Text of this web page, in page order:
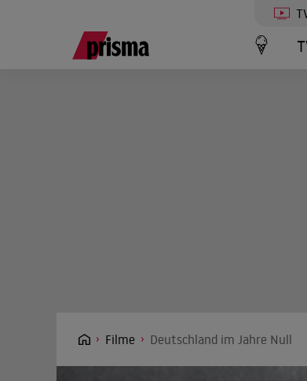
Filme Deutschland im Jahre Null